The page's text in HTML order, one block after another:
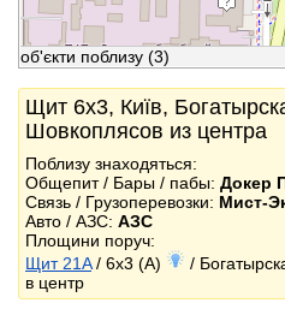
об'єкти поблизу (3)
Щит 6x3, Київ,
Шовкоплясов из центра
Поблизу знаходяться:
Общепит / Бары / пабы: Докер
Связь / Грузоперевозки: Мист-
Авто / АЗС: АЗС
Площини поруч:
Щит 21A/ 6x3 (A)
/
в центр